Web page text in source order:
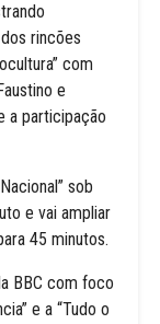
rincões
com
e
a participação
sob
e vai ampliar
45 minutos.
BBC com foco
e a “Tudo o